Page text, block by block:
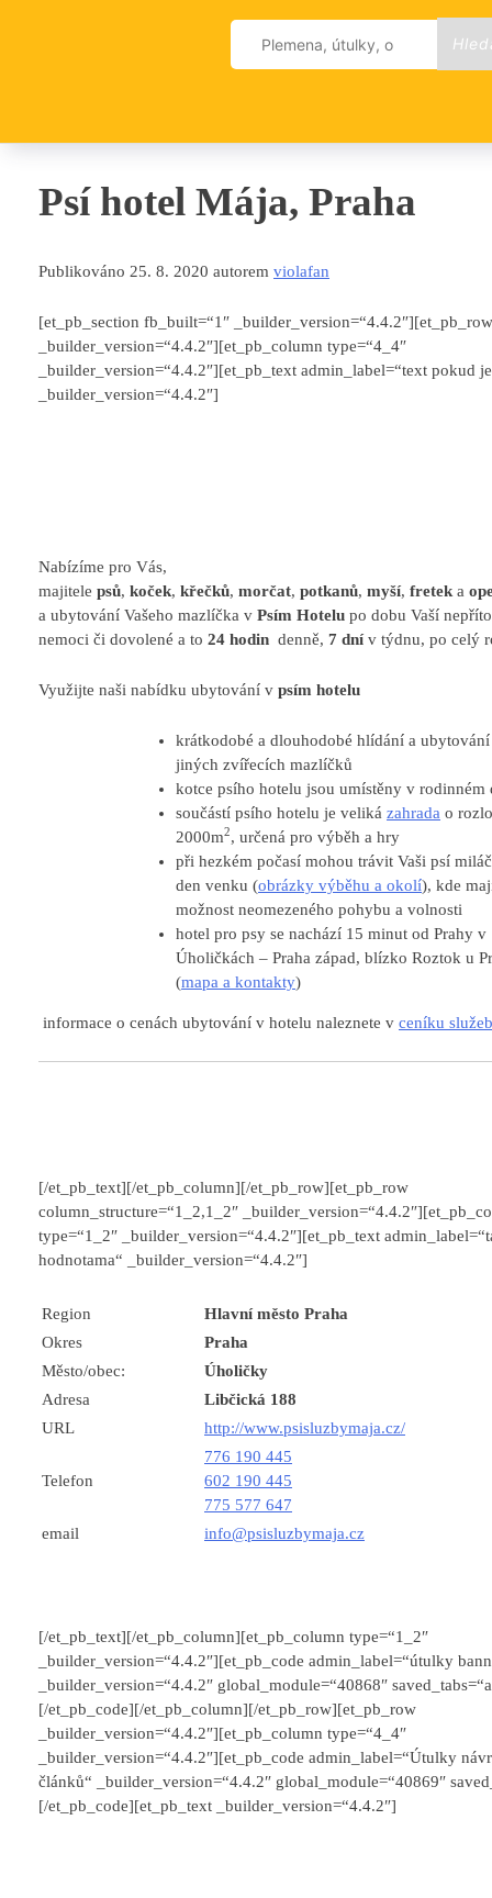
Vyhledávání
Psí hotel Mája, Praha
Publikováno 25. 8. 2020 autorem violafan
[et_pb_section fb_built=“1″ _builder_version=“4.4.2″][et_pb_row
_builder_version=“4.4.2″][et_pb_column type=“4_4″
_builder_version=“4.4.2″][et_pb_text admin_label=“text pokud
_builder_version=“4.4.2″]
Nabízíme pro Vás,
majitele psů, koček, křečků, morčat, potkanů, myší, fretek a
a ubytování Vašeho mazlíčka v Psím Hotelu po dobu Vaší
nemoci či dovolené a to 24 hodin denně, 7 dní v týdnu, po celý
Využijte naši nabídku ubytování v psím hotelu
krátkodobé a dlouhodobé hlídání a ubytování
jiných zvířecích mazlíčků
kotce psího hotelu jsou umístěny v rodinném
součástí psího hotelu je veliká zahrada o
2000m2, určená pro výběh a hry
při hezkém počasí mohou trávit Vaši psí
den venku (obrázky výběhu a okolí), kde
možnost neomezeného pohybu a volnosti
hotel pro psy se nachází 15 minut od Prahy v
Úholičkách – Praha západ, blízko Roztok u
(mapa a kontakty)
informace o cenách ubytování v hotelu naleznete v ceníku služeb
[/et_pb_text][/et_pb_column][/et_pb_row][et_pb_row
column_structure=“1_2,1_2″
type=“1_2″ _builder_version=“4.4.2″][et_pb_text
hodnotama“ _builder_version=“4.4.2″]
Region
Hlavní město Praha
Okres
Praha
Město/obec:
Úholičky
Adresa
Libčická 188
URL
http://www.psisluzbymaja.cz/
Telefon
776 190 445
602 190 445
775 577 647
email
info@psisluzbymaja.cz
[/et_pb_text][/et_pb_column][et_pb_column type=“1_2″
_builder_version=“4.4.2″][et_pb_code admin_label=“útulky
_builder_version=“4.4.2″ global_module=“40868″
[/et_pb_code][/et_pb_column][/et_pb_row][et_pb_row
_builder_version=“4.4.2″][et_pb_column type=“4_4″
_builder_version=“4.4.2″][et_pb_code admin_label=“Útulky
článků“ _builder_version=“4.4.2″ global_module=“40869″
[/et_pb_code][et_pb_text _builder_version=“4.4.2″]